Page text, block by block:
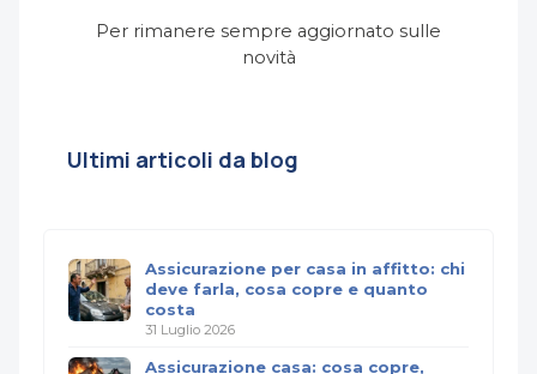
Per rimanere sempre aggiornato sulle
novità
Ultimi articoli da blog
Assicurazione per casa in affitto: chi
deve farla, cosa copre e quanto
costa
31 Luglio 2026
Assicurazione casa: cosa copre,